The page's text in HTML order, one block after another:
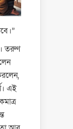
তরুণ
এই